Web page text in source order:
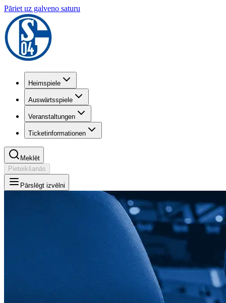
Pāriet uz galveno saturu
Heimspiele
Auswärtsspiele
Veranstaltungen
Ticketinformationen
Meklēt
Pieteikšanās
Pārslēgt izvēlni